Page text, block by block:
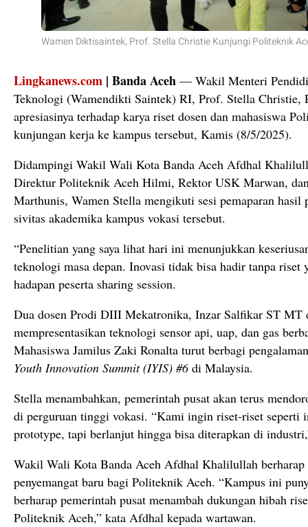
Wamen Diktisaintek, Prof. Stella Christie Kunjungi Politeknik
Lingkanews.com | BandaAceh — Wakil Menteri
Teknologi (Wamendikti Saintek) RI, Prof. Stella Christie,
apresiasinya terhadap karya riset dosen dan mahasiswa
kunjungan kerja ke kampus tersebut, Kamis (8/5/2025).
Didampingi Wakil Wali Kota Banda Aceh Afdhal
Direktur Politeknik Aceh Hilmi, Rektor USK Marwan,
Marthunis, Wamen Stella mengikuti sesi pemaparan hasil
sivitas akademika kampus vokasi tersebut.
“Penelitian yang saya lihat hari ini menunjukkan
teknologi masa depan. Inovasi tidak bisa hadir tanpa riset
hadapan peserta sharing session.
Dua dosen Prodi DIII Mekatronika, Inzar Salfikar ST MT
mempresentasikan teknologi sensor api, uap, dan gas
Mahasiswa Jamilus Zaki Ronalta turut berbagi
Youth Innovation Summit (IYIS) #6 di Malaysia.
Stella menambahkan, pemerintah pusat akan terus
di perguruan tinggi vokasi. “Kami ingin riset-riset seperti
prototype, tapi berlanjut hingga bisa diterapkan di
Wakil Wali Kota Banda Aceh Afdhal Khalilullah berharap
penyemangat baru bagi Politeknik Aceh. “Kampus ini
berharap pemerintah pusat menambah dukungan hibah
Politeknik Aceh,” kata Afdhal kepada wartawan.